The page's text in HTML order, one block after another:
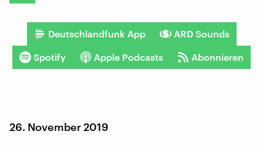
Deutschlandfunk App ARD Sounds
Spotify Apple Podcasts Abonnieren
26. November 2019